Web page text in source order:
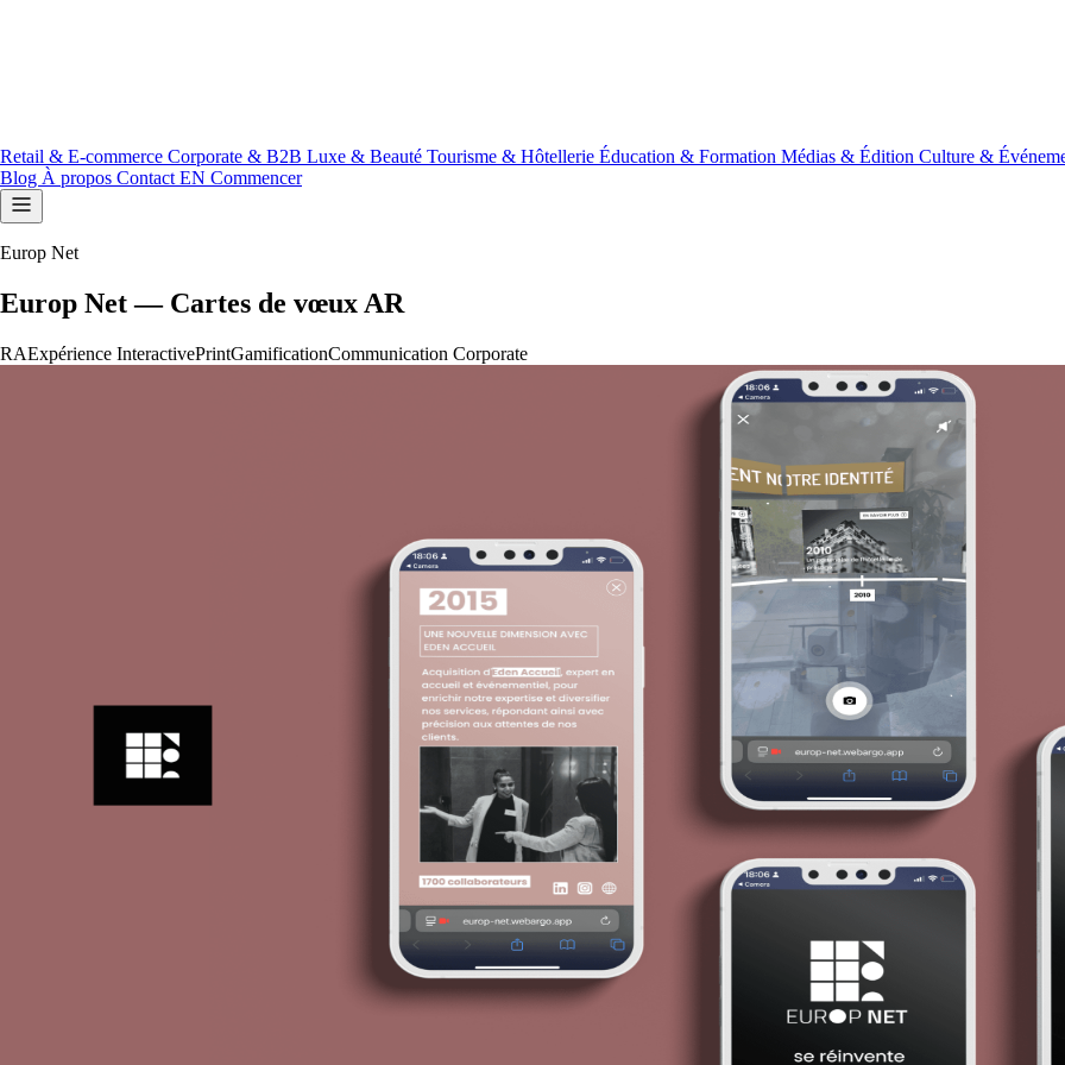
Retail & E-commerce Corporate & B2B Luxe & Beauté Tourisme & Hôtellerie Éducation & Formation Médias & Édition Culture &
Blog À propos Contact EN Commencer
Europ Net
Europ Net — Cartes de vœux AR
RAExpérience InteractivePrintGamificationCommunication Corporate